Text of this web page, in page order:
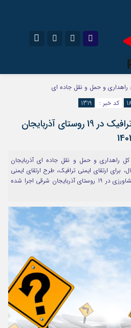
تلگرام
ایتا
راهداری و حمل و نقل جاده ای
کد خبر : 1319
اجرای طرح ارتقای ایمنی ترافیک در 19 روستای آذربایجان
کل راهداری و حمل و نقل جاده ای آذربایجان
ارتقای ایمنی ترافیک، طرح ارتقای ایمنی
موتورسواران، وانت بارها و ادوات کشاورزی در 19 روستای آذربایجان شرقی اجرا شده